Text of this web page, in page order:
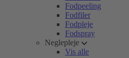
Fodpeeling
Fodfiler
Fodpleje
Fodspray
Neglepleje
Vis alle